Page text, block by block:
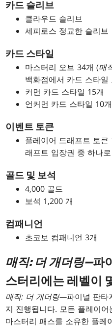
카드 슬리브
클라우드 슬리브
세피로스 정교한 슬리브
카드 스타일
마스터리 오브 34개 (매
백화점에서 카드 스타
커먼 카드 스타일 15개
언커먼 카드 스타일 10개
이벤트 토큰
플레이어 드래프트 토
래프트 입장권 중 하나
골드 및 보석
4,000 골드
보석 1,200 개
컴패니언
초코보 컴패니언 3개
매직: 더 개더링—파
스터리에는 레벨이
매직: 더 개더링—파이널 판타
지 진행됩니다. 모든 플레이
마스터리 패스를 소유한 플레